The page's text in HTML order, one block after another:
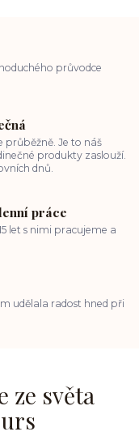
průvodce
průběžně. Je to náš
produkty zaslouží.
dnů.
práce
let s nimi pracujeme a
udělala radost hned při
ze světa